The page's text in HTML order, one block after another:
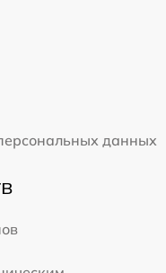
данных